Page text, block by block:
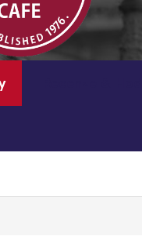
a trendy inspirace